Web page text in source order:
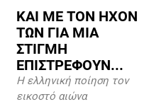
ΚΑΙ ΜΕ ΤΟΝ ΗΧΟΝ
ΤΩΝ ΓΙΑ ΜΙΑ
ΣΤΙΓΜΗ
ΕΠΙΣΤΡΕΦΟΥΝ...
Η ελληνική ποίηση τον
εικοστό αιώνα